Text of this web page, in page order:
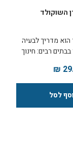
השוקולד
הוא מדריך לבעיה
רבים: חינוך
מליובאוויטש.
מגובשת לחינוך
הצבת גבולות